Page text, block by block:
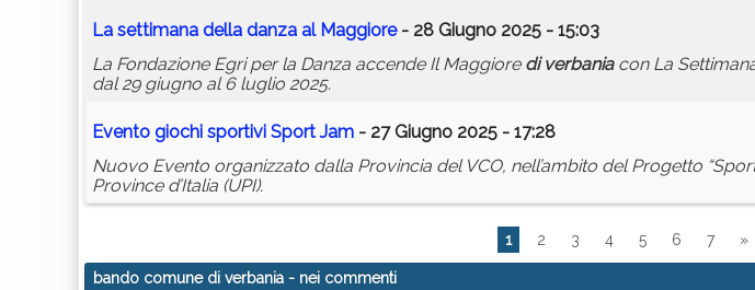
La settimana della danza al Maggiore- 28 Giugno 2025 - 15:03
La Fondazione Egri per la Danza accende Il Maggiore di verbaniacon La
dal 29 giugno al 6 luglio 2025.
Evento giochi sportivi Sport Jam - 27 Giugno 2025 - 17:28
Nuovo Evento organizzato dalla Provincia del VCO, nell’ambito del Progetto
Province d’Italia (UPI).
1 2 3 4 5 6 7 »
bando comune di verbania - nei commenti